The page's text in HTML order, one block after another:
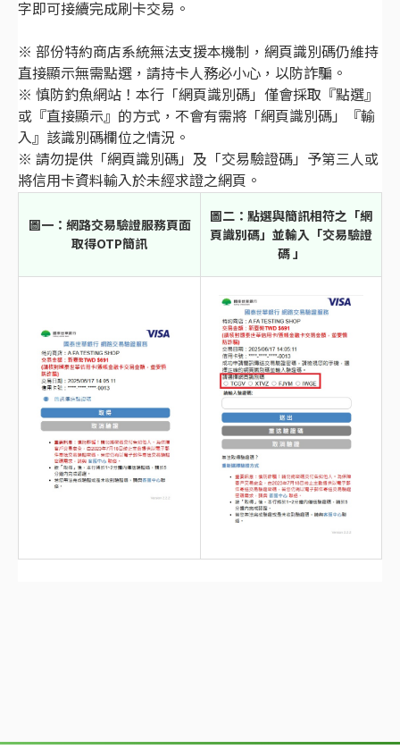
字即可接續完成刷卡交易。
※ 部份特約商店系統無法支援本機制，網頁識別碼仍維持
直接顯示無需點選，請持卡人務必小心，以防詐騙。
※ 慎防釣魚網站！本行「網頁識別碼」僅會採取『點選』
或『直接顯示』的方式，不會有需將「網頁識別碼」『輸
入』該識別碼欄位之情況。
※ 請勿提供「網頁識別碼」及「交易驗證碼」予第三人或
將信用卡資料輸入於未經求證之網頁。
圖一：網路交易驗證服務頁面
取得OTP簡訊
圖二：點選與簡訊相符之「網
頁識別碼」並輸入「交易驗證
碼 」